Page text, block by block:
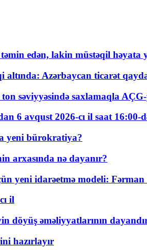
edən, lakin müstəqil həyata
altında: Azərbaycan ticarət
səviyyəsində saxlamaqla
6 avqust 2026-cı il saat 16:00-
yeni bürokratiya?
arxasında nə dayanır?
yeni idarəetmə modeli:
il
əməliyyatlarının
hazırlayır